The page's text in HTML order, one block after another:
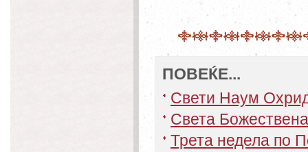
ПОВЕЌЕ...
Свети Наум
Света
Трета недела по